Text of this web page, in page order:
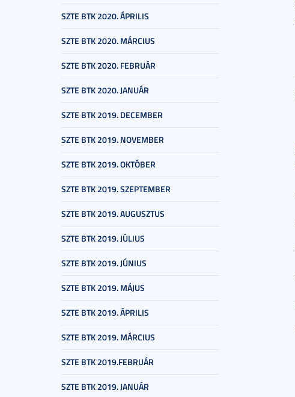
SZTE BTK 2020. ÁPRILIS
SZTE BTK 2020. MÁRCIUS
SZTE BTK 2020. FEBRUÁR
SZTE BTK 2020. JANUÁR
SZTE BTK 2019. DECEMBER
SZTE BTK 2019. NOVEMBER
SZTE BTK 2019. OKTÓBER
SZTE BTK 2019. SZEPTEMBER
SZTE BTK 2019. AUGUSZTUS
SZTE BTK 2019. JÚLIUS
SZTE BTK 2019. JÚNIUS
SZTE BTK 2019. MÁJUS
SZTE BTK 2019. ÁPRILIS
SZTE BTK 2019. MÁRCIUS
SZTE BTK 2019.FEBRUÁR
SZTE BTK 2019. JANUÁR